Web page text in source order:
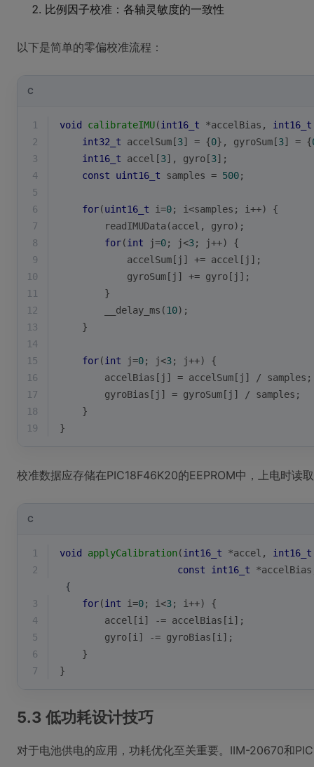
比例因子校准：各轴灵敏度的一致性
以下是简单的零偏校准流程：
C
1 void calibrateIMU(int16_t *accelBias, int16_t
2
int32_t accelSum[3] = {0}, gyroSum[3] = {
3
int16_t accel[3], gyro[3];
4
const uint16_t samples = 500;
5
6
for(uint16_t i=0; i<samples; i++) {
7
        readIMUData(accel, gyro);
8
for(int j=0; j<3; j++) {
9
            accelSum[j] += accel[j];
10
            gyroSum[j] += gyro[j];
11
        }
12
        __delay_ms(
10);
13
    }
14
15
for(int j=0; j<3; j++) {
16
        accelBias[j] = accelSum[j] / samples;
17
        gyroBias[j] = gyroSum[j] / samples;
18
    }
19
}
校准数据应存储在PIC18F46K20的EEPROM中，上电时读
C
1 void applyCalibration(int16_t *accel, int16_t
2
const int16_t
{
3
for(int i=0; i<3; i++) {
4
        accel[i] -= accelBias[i];
5
        gyro[i] -= gyroBias[i];
6
    }
7
}
5.3 低功耗设计技巧
对于电池供电的应用，功耗优化至关重要。IIM-20670和